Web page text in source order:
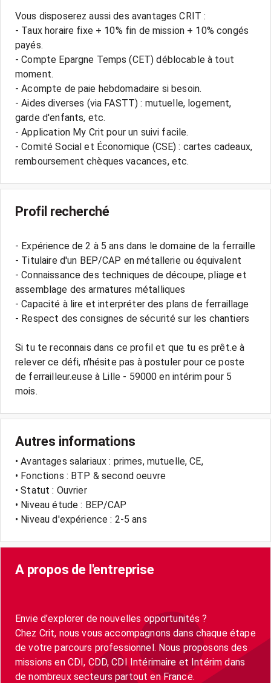
Vous disposerez aussi des avantages CRIT :
- Taux horaire fixe + 10% fin de mission + 10% congés
payés.
- Compte Epargne Temps (CET) déblocable à tout
moment.
- Acompte de paie hebdomadaire si besoin.
- Aides diverses (via FASTT) : mutuelle, logement,
garde d'enfants, etc.
- Application My Crit pour un suivi facile.
- Comité Social et Économique (CSE) : cartes cadeaux,
Profil recherché
- Expérience de 2 à 5 ans dans le domaine de la ferraille
- Titulaire d'un BEP/CAP en métallerie ou équivalent
- Connaissance des techniques de découpe, pliage et
assemblage des armatures métalliques
- Capacité à lire et interpréter des plans de ferraillage
- Respect des consignes de sécurité sur les chantiers
Si tu te reconnais dans ce profil et que tu es prêt.e à
relever ce défi, n'hésite pas à postuler pour ce poste
de ferrailleur.euse à Lille - 59000 en intérim pour 5
Autres informations
• Avantages salariaux : primes, mutuelle, CE,
• Fonctions : BTP & second oeuvre
• Statut : Ouvrier
• Niveau étude : BEP/CAP
• Niveau d'expérience : 2-5 ans
A propos de l'entreprise
Envie d’explorer de nouvelles opportunités ?
Chez Crit, nous vous accompagnons dans chaque étape
de votre parcours professionnel. Nous proposons des
missions en CDI, CDD, CDI Intérimaire et Intérim dans
de nombreux secteurs partout en France.